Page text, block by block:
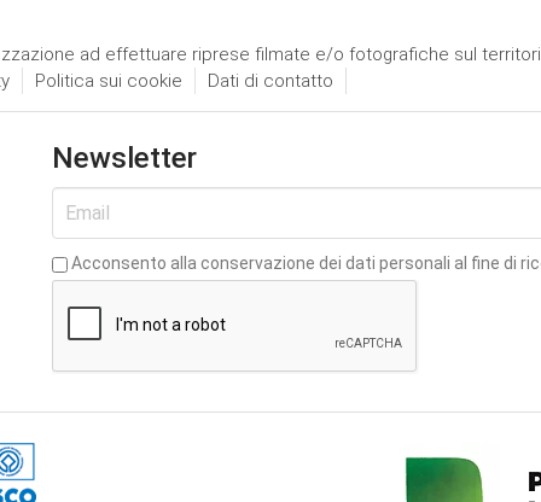
ad effettuare riprese filmate e/o fotografiche sul
Politica sui cookie Dati di contatto
Newsletter
Acconsento alla conservazione dei dati personali al fine di